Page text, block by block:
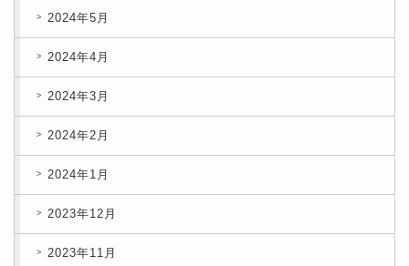
2024年5月
2024年4月
2024年3月
2024年2月
2024年1月
2023年12月
2023年11月